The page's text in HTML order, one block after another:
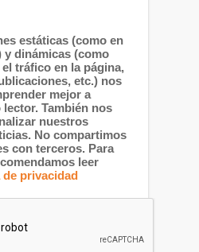
estáticas (como en
dinámicas (como
tráfico en la página,
etc.) nos
mejor a
También nos
nuestros
No compartimos
con terceros. Para
leer
de privacidad